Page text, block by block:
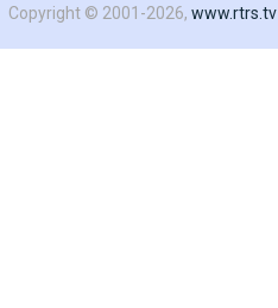
Copyright © 2001-2026, www.rtrs.tv